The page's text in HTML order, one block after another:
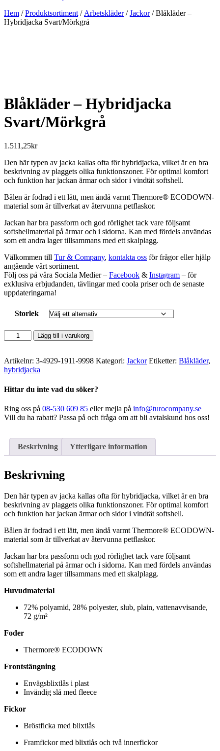
Hem /Produktsortiment / Arbetskläder/Jackor/ Blåkläder –
Hybridjacka Svart/Mörkgrå
Blåkläder – Hybridjacka
Svart/Mörkgrå
1.511,25kr
Den här typen av jacka kallas ofta för hybridjacka, vilket är en bra
beskrivning av plaggets olika funktionszoner. För optimal komfort
och funktion har jackan ärmar och sidor i vindtät softshell.
Bålen är fodrad i ett lätt, men ändå varmt Thermore® ECODOWN-
material som är tillverkat av återvunna petflaskor.
Jackan har bra passform och god rörlighet tack vare följsamt
softshellmaterial på ärmar och i sidorna. Kan med fördels användas
som ett andra lager tillsammans med ett skalplagg.
Välkommen till Tur & Company, kontakta oss för frågor eller hjälp
angående vårt sortiment.
Följ oss på våra Sociala Medier – Facebook & Instagram – för
exklusiva erbjudanden, tävlingar med coola priser och de senaste
uppdateringarna!
Storlek
Blåkläder
-
Svart/Mörkgrå
mängd
Lägg till i varukorg
Artikelnr: 3-4929-1911-9998 Kategori: Jackor Etiketter: Blåkläder,
hybridjacka
Hittar du inte vad du söker?
Ring oss på 08-530 609 85 eller mejla på info@turocompany.se
Vill du ha rabatt? Passa på och fråga om att bli avtalskund hos oss!
Beskrivning Ytterligare information
Beskrivning
Den här typen av jacka kallas ofta för hybridjacka, vilket är en bra
beskrivning av plaggets olika funktionszoner. För optimal komfort
och funktion har jackan ärmar och sidor i vindtät softshell.
Bålen är fodrad i ett lätt, men ändå varmt Thermore® ECODOWN-
material som är tillverkat av återvunna petflaskor.
Jackan har bra passform och god rörlighet tack vare följsamt
softshellmaterial på ärmar och i sidorna. Kan med fördels användas
som ett andra lager tillsammans med ett skalplagg.
Huvudmaterial
72% polyamid, 28% polyester, slub, plain, vattenavvisande,
72 g/m²
Foder
Thermore® ECODOWN
Frontstängning
Envägsblixtlås i plast
Invändig slå med fleece
Fickor
Bröstficka med blixtlås
Framfickor med blixtlås och två innerfickor